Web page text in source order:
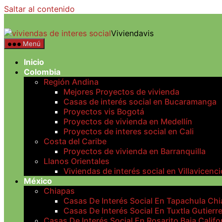
Saltar al contenido
Viviendavis
Menú
Inicio
Colombia
Región Andina
Mejores Proyectos de vivienda
Casas de interés social en Bucaramanga
Proyectos vis Bogotá
Proyectos de vivienda en Medellín
Proyectos de interes social en Cali
Costa del Caribe
Proyectos de vivienda en Barranquilla
Llanos Orientales
Viviendas de interés social en
México
Chiapas
Casas De Interés Social En Tapachula
Casas De Interés Social En Tuxtla